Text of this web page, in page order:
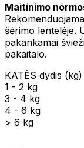
Maitinimo
šėrimo lentelėje.
pakankamai
pakaitalo.
KATĖS dydis
1 - 2
3 - 4
4 - 6
> 6